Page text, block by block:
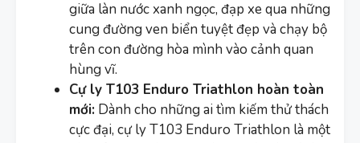
giữa làn nước xanh ngọc, đạp xe qua những
cung đường ven biển tuyệt đẹp và chạy bộ
trên con đường hòa mình vào cảnh quan
hùng vĩ.
Cự ly T103 Enduro Triathlon hoàn toàn
mới: Dành cho những ai tìm kiếm thử thách
cực đại, cự ly T103 Enduro Triathlon là một